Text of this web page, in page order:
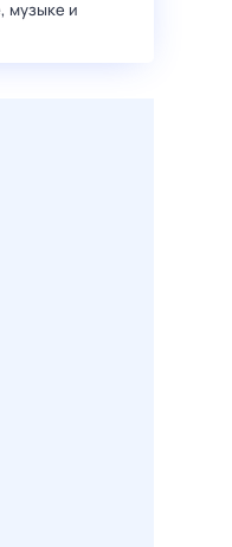
музыке и